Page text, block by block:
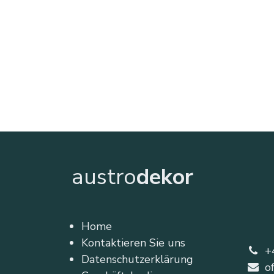
austrodekor
Home
Kontaktieren Sie uns
Datenschutzerklärung